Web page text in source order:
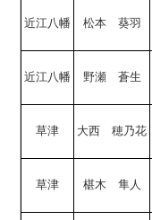
近江八幡 松本 葵羽
近江八幡 野瀬 蒼生
草津 大西 穂乃花
草津 椹木 隼人